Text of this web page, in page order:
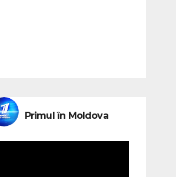
Primul în Moldova